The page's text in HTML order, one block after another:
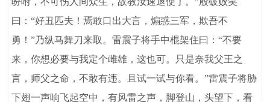
曰：“好丑匹夫！焉敢口出大言，煽惑三军，欺吾不
勇！”乃纵马舞刀来取。雷震子将手中棍架住曰：“不要
来，你想必要与我定个雌雄，这也可。只是奈我父王之
言，师父之命，不敢有违。且试一试与你看。”雷震子将胁
下翅一声响飞起空中，有风雷之声，脚登山，头望下，看